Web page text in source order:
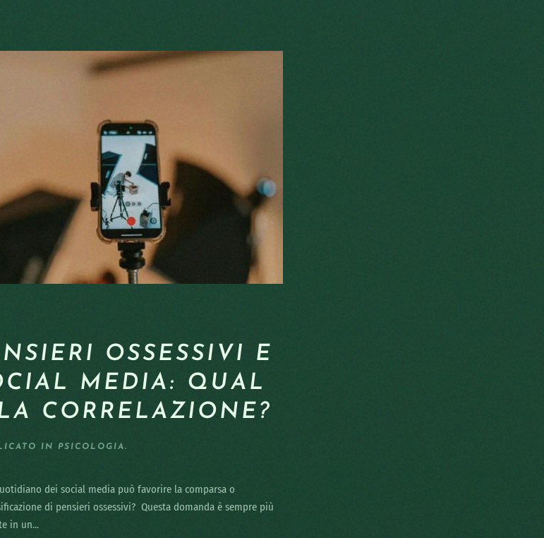
OSSESSIVI E
MEDIA: QUAL
CORRELAZIONE?
IN PSICOLOGIA.
dei social media può favorire la comparsa o
di pensieri ossessivi? Questa domanda è sempre più
in un...